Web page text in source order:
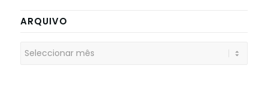
ARQUIVO